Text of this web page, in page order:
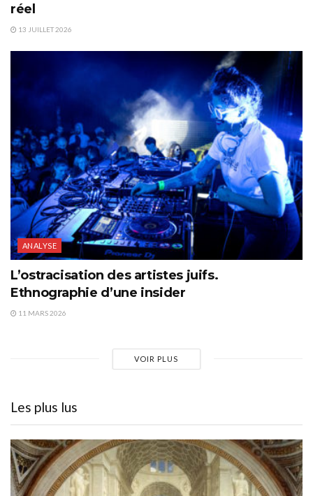
réel
13 JUILLET 2026
ANALYSE
L’ostracisation des artistes juifs.
Ethnographie d’une insider
11 MARS 2026
VOIR PLUS
Les plus lus